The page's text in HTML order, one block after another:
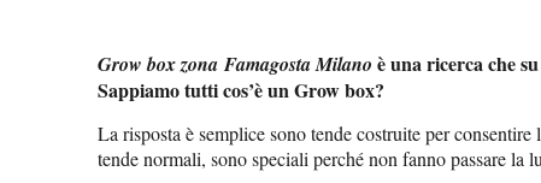
Grow box zona Famagosta Milanoè una ricerca che
Sappiamo tutti cos’è un Grow box?
La risposta è semplice sono tende costruite per
tende normali, sono speciali perché non fanno passare la